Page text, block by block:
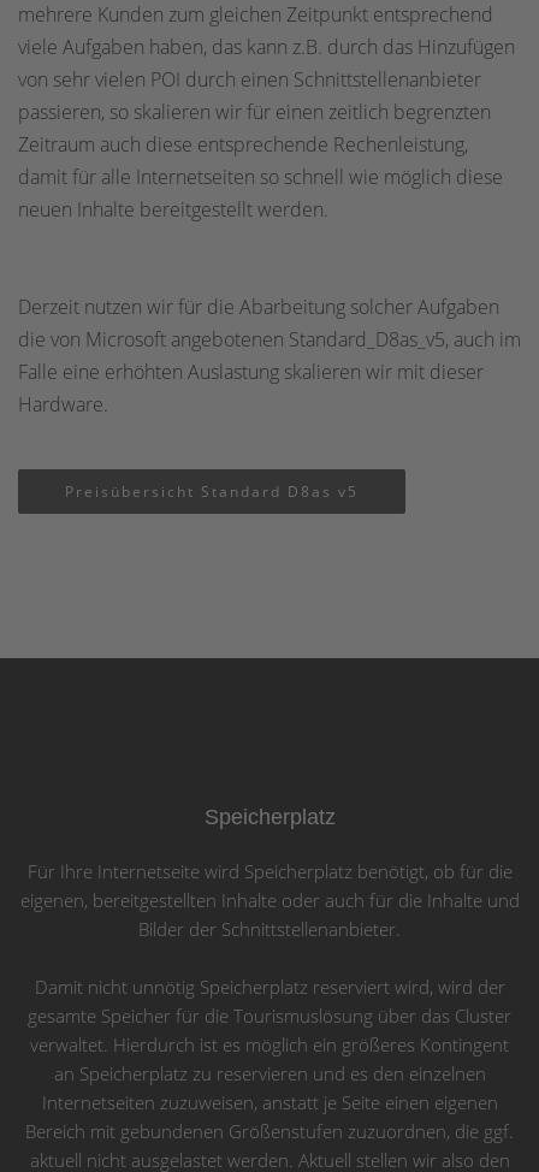
mehrere Kunden zum gleichen Zeitpunkt entsprechend
viele Aufgaben haben, das kann z.B. durch das Hinzufügen
von sehr vielen POI durch einen Schnittstellenanbieter
passieren, so skalieren wir für einen zeitlich begrenzten
Zeitraum auch diese entsprechende Rechenleistung,
damit für alle Internetseiten so schnell wie möglich diese
neuen Inhalte bereitgestellt werden.
Derzeit nutzen wir für die Abarbeitung solcher Aufgaben
die von Microsoft angebotenen Standard_D8as_v5, auch im
Falle eine erhöhten Auslastung skalieren wir mit dieser
Hardware.
Preisübersicht Standard D8as v5
Speicherplatz
Für Ihre Internetseite wird Speicherplatz benötigt, ob für die
eigenen, bereitgestellten Inhalte oder auch für die Inhalte und
Bilder der Schnittstellenanbieter.
Damit nicht unnötig Speicherplatz reserviert wird, wird der
gesamte Speicher für die Tourismuslösung über das Cluster
verwaltet. Hierdurch ist es möglich ein größeres Kontingent
an Speicherplatz zu reservieren und es den einzelnen
Internetseiten zuzuweisen, anstatt je Seite einen eigenen
Bereich mit gebundenen Größenstufen zuzuordnen, die ggf.
aktuell nicht ausgelastet werden. Aktuell stellen wir also den